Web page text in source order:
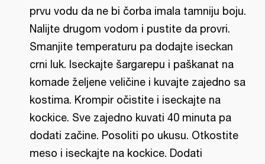
prvu vodu da ne bi čorba imala tamniju boju.
Nalijte drugom vodom i pustite da provri.
Smanjite temperaturu pa dodajte iseckan
crni luk. Iseckajte šargarepu i paškanat na
komade željene veličine i kuvajte zajedno sa
kostima. Krompir očistite i iseckajte na
kockice. Sve zajedno kuvati 40 minuta pa
dodati začine. Posoliti po ukusu. Otkostite
meso i iseckajte na kockice. Dodati